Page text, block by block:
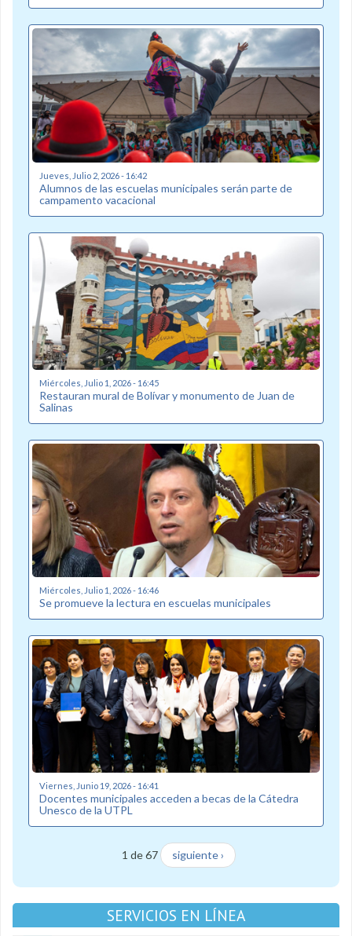
Jueves, Julio 2, 2026 - 16:42
Alumnos de las escuelas municipales serán parte de
campamento vacacional
Miércoles, Julio 1, 2026 - 16:45
Restauran mural de Bolívar y monumento de Juan de
Salinas
Miércoles, Julio 1, 2026 - 16:46
Se promueve la lectura en escuelas municipales
Viernes, Junio 19, 2026 - 16:41
Docentes municipales acceden a becas de la Cátedra
Unesco de la UTPL
1 de 67 siguiente ›
SERVICIOS EN LÍNEA